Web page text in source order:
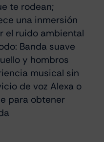
te rodean;
una inmersión
el ruido ambiental
Banda suave
y hombros
musical sin
de voz Alexa o
para obtener